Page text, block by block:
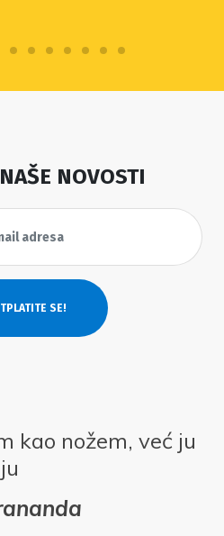
NOVOSTI
kao nožem, već ju